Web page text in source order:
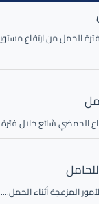
الحمل من ارتفاع
الحمضي شائع خلال
المزعجة أثناء الحمل....